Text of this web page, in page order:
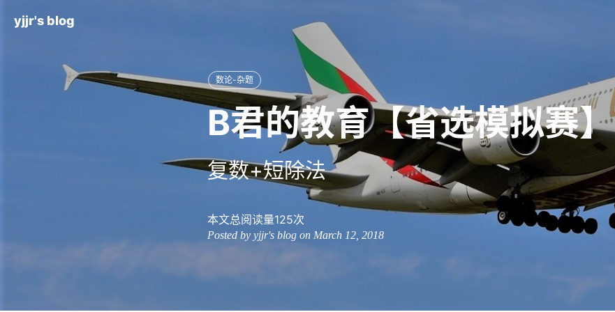
yjjr's blog
数论-杂题
B君的教育【省选模拟赛】
复数+短除法
本文总阅读量125次
Posted by yjjr's blog on March 12, 2018